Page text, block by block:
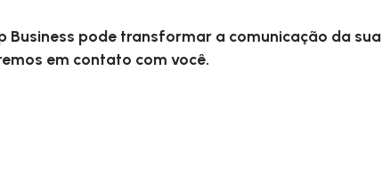
Business pode transformar a comunicação da sua
em contato com você.